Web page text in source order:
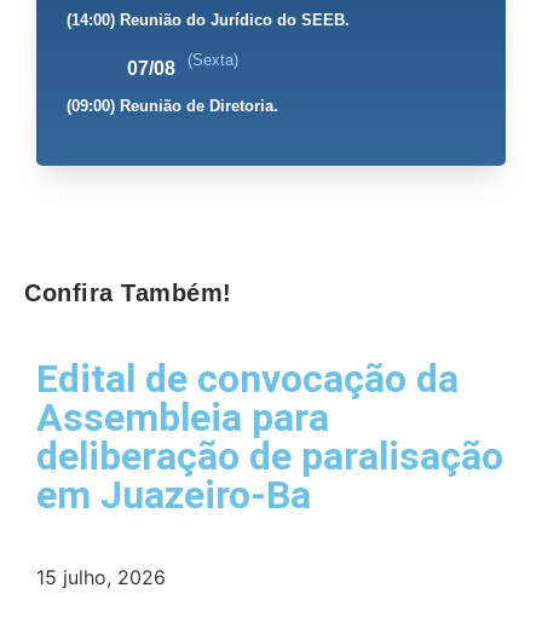
(14:00) Reunião do Jurídico do SEEB.
07/08 (Sexta)
(09:00) Reunião de Diretoria.
Confira Também!
Edital de convocação da
Assembleia para
deliberação de paralisação
em Juazeiro-Ba
15 julho, 2026